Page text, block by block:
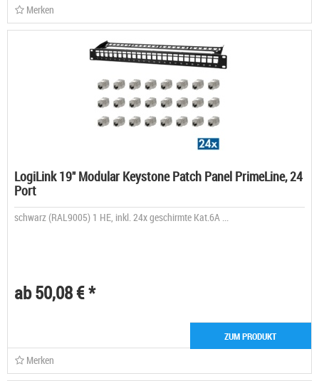
Merken
LogiLink 19" Modular Keystone Patch Panel PrimeLine, 24
Port
schwarz (RAL9005) 1 HE, inkl. 24x geschirmte Kat.6A ...
ab 50,08 € *
ZUM PRODUKT
Merken